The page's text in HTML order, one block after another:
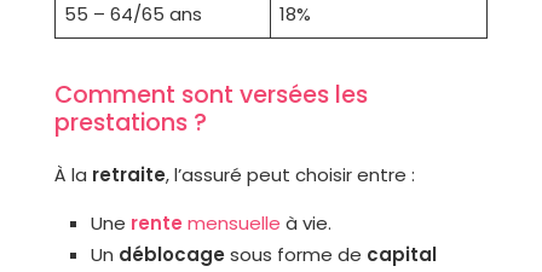
55 – 64/65 ans
18%
Comment sont versées les
prestations ?
À la retraite, l’assuré peut choisir entre :
Une rente mensuelle à vie.
Un déblocage sous forme de capital